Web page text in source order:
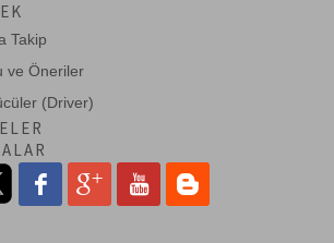
74LS27
TRIPLE NOR GATE, 3-INPUT
74LS273
OCT. D-TYPE F/F POS.EDGE.RESET
Takip
ve Öneriler
(Driver)